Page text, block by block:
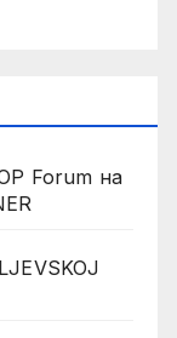
Forum на